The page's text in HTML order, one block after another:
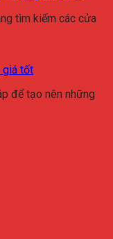
tìm kiếm các cửa
giá tốt
để tạo nên những